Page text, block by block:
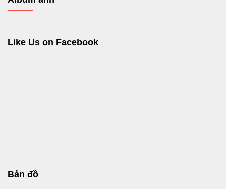
Like Us on Facebook
Bản đồ